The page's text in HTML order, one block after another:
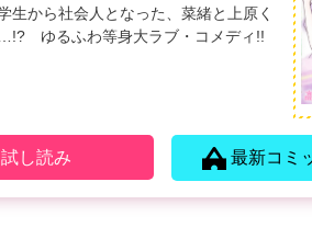
生から社会人となった、菜緒と上原く
ゆるふわ等身大ラブ・コメディ!!
試し読み 最新コミ